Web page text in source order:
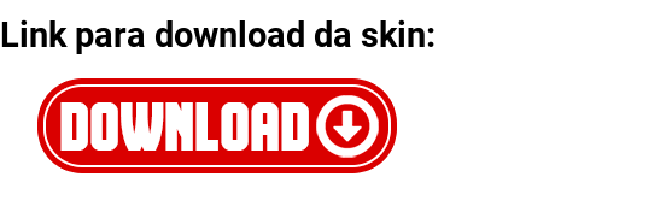
Link para download da skin: